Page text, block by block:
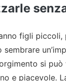
figli piccoli,
sembrare
si può
e piacevole.